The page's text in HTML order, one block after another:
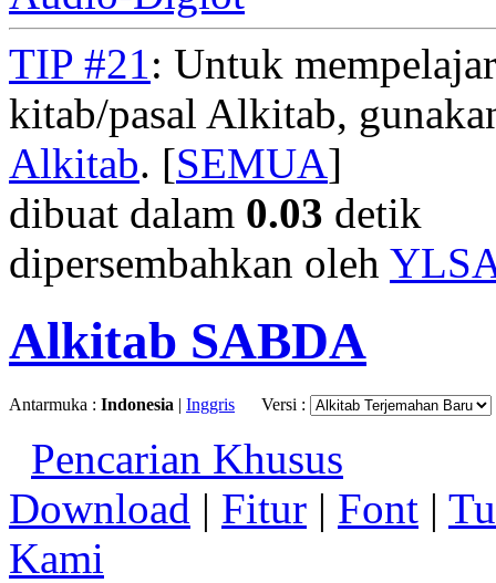
TIP #21: Untuk
kitab/pasal Alkitab,
Alkitab. [SEMUA]
dibuat dalam 0.03 detik
dipersembahkan oleh
Alkitab SABDA
Antarmuka : Indonesia | Inggris Versi :
Pencarian Khusus
Download | Fitur | Font |
Kami